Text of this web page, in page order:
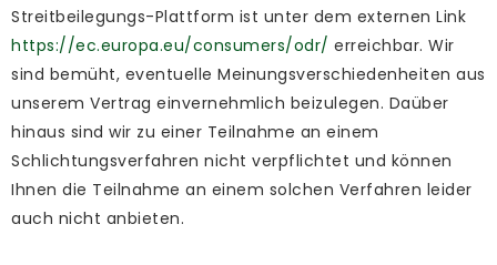
Streitbeilegungs-Plattform ist unter dem externen Link
https://ec.europa.eu/consumers/odr/ erreichbar. Wir
sind bemüht, eventuelle Meinungsverschiedenheiten aus
unserem Vertrag einvernehmlich beizulegen. Daüber
hinaus sind wir zu einer Teilnahme an einem
Schlichtungsverfahren nicht verpflichtet und können
Ihnen die Teilnahme an einem solchen Verfahren leider
auch nicht anbieten.